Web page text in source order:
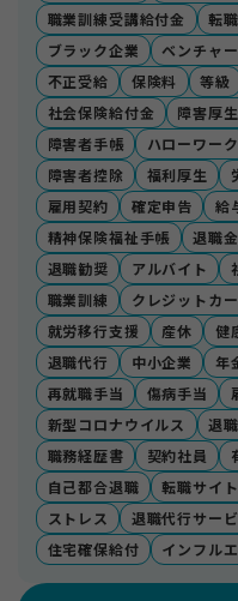
職業訓練受講給付金
転
ブラック企業
ベンチャ
不正受給
保険料 等級
社会保険給付金
障害厚
障害者手帳
ハローワーク
障害者控除
福利厚生
雇用契約
確定申告 給
精神保険福祉手帳
退職金
退職勧奨
アルバイト
職業訓練
クレジットカ
就労移行支援
産休 健
退職代行
中小企業 年
再就職手当
傷病手当
新型コロナウイルス
退
職務経歴書
契約社員
自己都合退職
転職サイト
ストレス
退職代行サー
住宅確保給付
インフル